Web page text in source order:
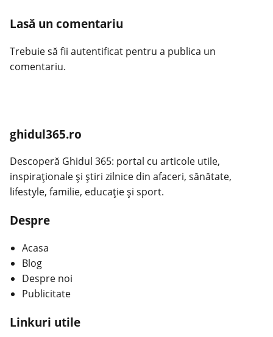
Lasă un comentariu
Trebuie să fii autentificat pentru a publica un
comentariu.
ghidul365.ro
Descoperă Ghidul 365: portal cu articole utile,
inspiraționale și știri zilnice din afaceri, sănătate,
lifestyle, familie, educație și sport.
Despre
Acasa
Blog
Despre noi
Publicitate
Linkuri utile